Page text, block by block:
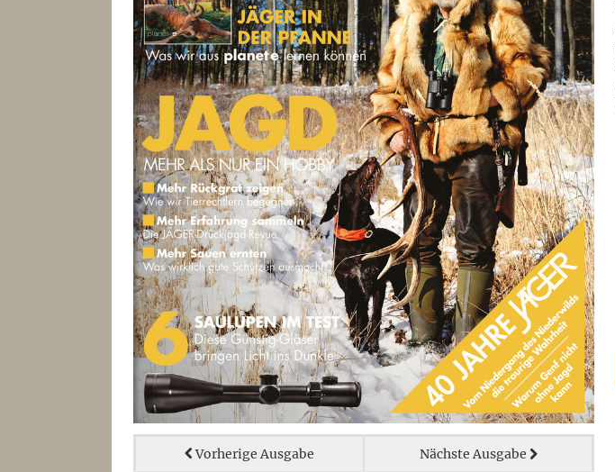
Vorherige Ausgabe Nächste Ausgabe